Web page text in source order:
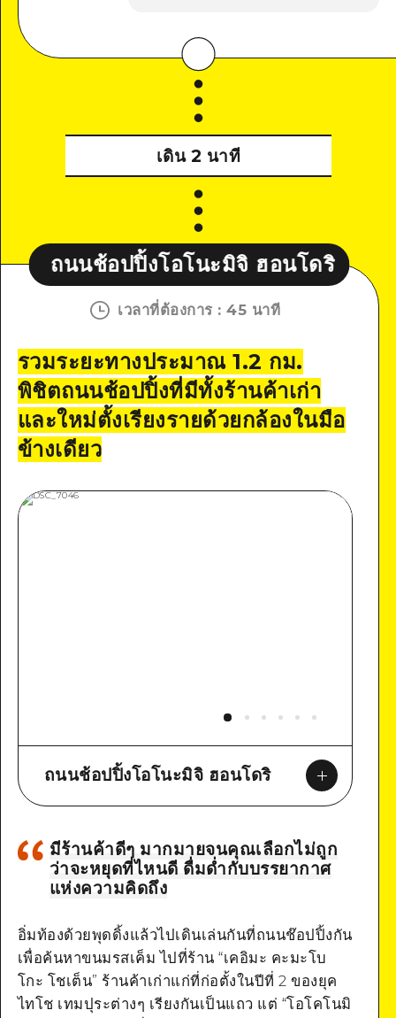
เดิน 2 นาที
ปิ้งโอโนะมิจิ ฮอนโดริ ถนนช้อปปิ้
เวลาที่ต้องการ :45 นาที
รวมระยะทางประมาณ 1.2 กม.
พิชิตถนนช้อปปิ้งที่มีทั้งร้านค้าเก่า
และใหม่ตั้งเรียงรายด้วยกล้องในมือ
ข้างเดียว
ถนนช้อปปิ้งโอโนะมิจิ ฮอนโดริ
มีร้านค้าดีๆ มากมายจนคุณเลือกไม่ถูก
ว่าจะหยุดที่ไหนดี ดื่มด่ำกับบรรยากาศ
แห่งความคิดถึง
อิ่มท้องด้วยพุดดิ้งแล้วไปเดินเล่นกันที่ถนนช๊อปปิ้งกัน
เพื่อค้นหาขนมรสเค็ม ไปที่ร้าน “เคอิมะ คะมะโบ
โกะ โชเต็น” ร้านค้าเก่าแก่ที่ก่อตั้งในปีที่ 2 ของยุค
ไทโช เทมปุระต่างๆ เรียงกันเป็นแถว แต่ “โอโคโนมิ